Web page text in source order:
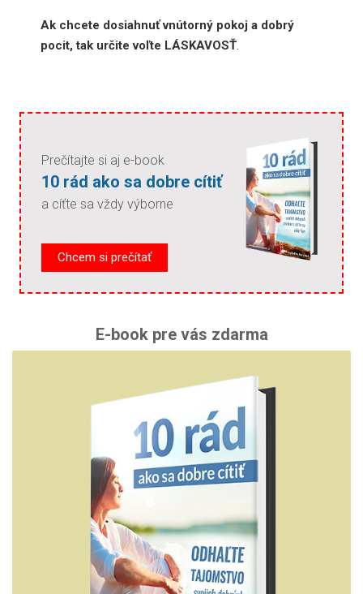
Ak chcete dosiahnuť vnútorný pokoj a dobrý
pocit, tak určite voľte LÁSKAVOSŤ.
Prečítajte si aj e-book
10 rád ako sa dobre cítiť
a cíťte sa vždy výborne
Chcem si prečítať
E-book pre vás zdarma